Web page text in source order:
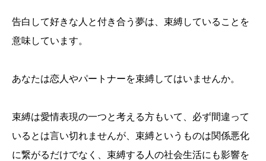
告白して好きな人と付き合う夢は、束縛していることを
意味しています。
あなたは恋人やパートナーを束縛してはいませんか。
束縛は愛情表現の一つと考える方もいて、必ず間違って
いるとは言い切れませんが、束縛というものは関係悪化
に繋がるだけでなく、束縛する人の社会生活にも影響を